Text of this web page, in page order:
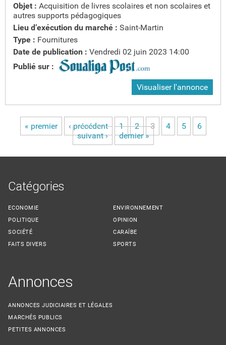
Objet : Acquisition de livres scolaires et non scolaires et
autres supports pédagogiques
Lieu d’exécution du marché : Saint-Martin
Type : Fournitures
Date de publication : Vendredi 02 juin 2023 14:00
Publié sur :
Visualiser l'annonce
Pages
« premier ‹ précédent 1 2 3 4 5
6
suivant ›
dernier »
Catégories
ECONOMIE
POLITIQUE
SOCIÉTÉ
FAITS DIVERS
ENVIRONNEMENT
OPINION
CARAÏBE
SPORTS
Annonces
ANNONCES JUDICIAIRES ET LÉGALES
MARCHÉS PUBLICS
PETITES ANNONCES